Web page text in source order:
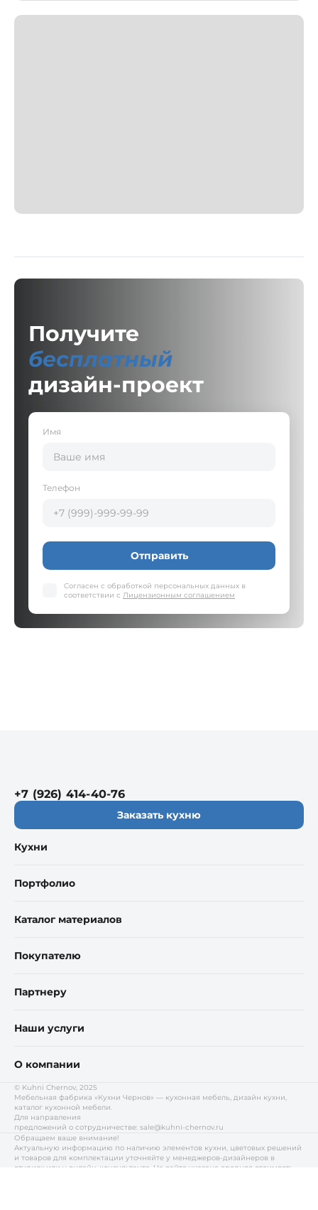
Получите
бесплатный
дизайн-проект
Имя
Телефон
Согласен с обработкой персональных данных в
соответствии с Лицензионным соглашением
Отправить
+7 (926) 414-40-76
Заказать кухню
Кухни
Портфолио
Каталог материалов
Покупателю
Партнеру
Наши услуги
О компании
© Kuhni Chernov, 2025
Мебельная фабрика «Кухни Чернов» — кухонная мебель, дизайн кухни,
каталог кухонной мебели.
Для направления
предложений о сотрудничестве: sale@kuhni-chernov.ru
Обращаем ваше внимание!
Актуальную информацию по наличию элементов кухни, цветовых решений
и товаров для комплектации уточняйте у менеджеров-дизайнеров в
студиях или у онлайн-консультанта. На сайте указана средняя стоимость